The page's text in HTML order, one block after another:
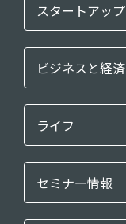
スタートアップ
ビジネスと経済
ライフ
セミナー情報